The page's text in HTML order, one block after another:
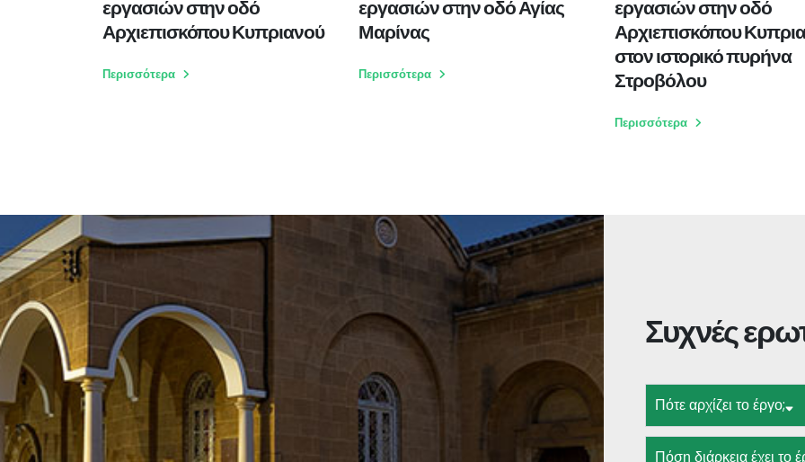
εργασιών στην οδό
Αρχιεπισκόπου Κυπριανού
Περισσότερα
εργασιών στην οδό Αγίας
Μαρίνας
Περισσότερα
εργασιών στην οδό
Αρχιεπισκόπου
στον ιστορικό πυρήνα
Στροβόλου
Περισσότερα
Συχνές
Πότε αρχίζει το έργο;
Πόση διάρκεια έχει το